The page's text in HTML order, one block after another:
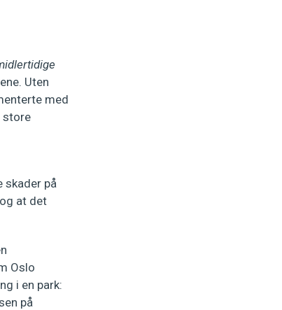
Uten
med
store
skader på
at det
Oslo
i en park:
på